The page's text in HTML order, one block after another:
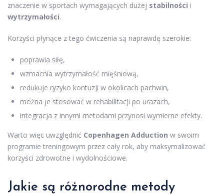
znaczenie w sportach wymagających dużej stabilności i
wytrzymałości.
Korzyści płynące z tego ćwiczenia są naprawdę szerokie:
poprawia siłę,
wzmacnia wytrzymałość mięśniową,
redukuje ryzyko kontuzji w okolicach pachwin,
można je stosować w rehabilitacji po urazach,
integracja z innymi metodami przynosi wymierne efekty.
Warto więc uwzględnić Copenhagen Adduction w swoim
programie treningowym przez cały rok, aby maksymalizować
korzyści zdrowotne i wydolnościowe.
Jakie są różnorodne metody